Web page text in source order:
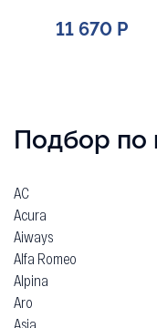
11 670 Р
Подбор по
AC
Acura
Aiways
Alfa Romeo
Alpina
Aro
Asia